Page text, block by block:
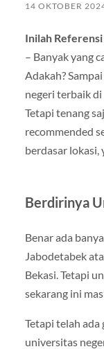
14 OKTOBER
Inilah
– Banyak yang
Adakah?
negeri terbaik di
Tetapi tenang
recommended
berdasar lokasi,
Berdirinya
Benar ada
Jabodetabek
Bekasi. Tetapi
sekarang ini
Tetapi telah ada
universitas